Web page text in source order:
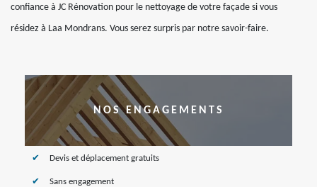
confiance à JC Rénovation pour le nettoyage de votre façade si vous
résidez à Laa Mondrans. Vous serez surpris par notre savoir-faire.
NOS ENGAGEMENTS
Devis et déplacement gratuits
Sans engagement